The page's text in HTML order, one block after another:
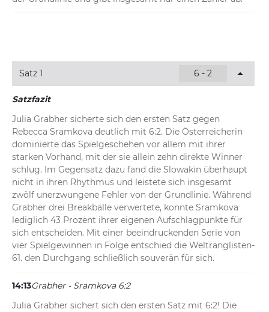
Durchgangs. Die Österreicherin verspielt zwar zunächst
eine 0:40-Führung bei gegnerischem Service, sichert sich
aber nach zwei Einständen doch noch das Spiel.
Sramkova gewinnt in diesem umkämpften Auftakt
Grabher unter anderem mit einem Vorhand-Winner
glänzt.
Satz 1 6 - 2
Satzfazit
Julia Grabher sicherte sich den ersten Satz gegen
Rebecca Sramkova deutlich mit 6:2. Die Österreicherin
dominierte das Spielgeschehen vor allem mit ihrer
starken Vorhand, mit der sie allein zehn direkte Winner
schlug. Im Gegensatz dazu fand die Slowakin überhaupt
nicht in ihren Rhythmus und leistete sich insgesamt
zwölf unerzwungene Fehler von der Grundlinie. Während
Grabher drei Breakbälle verwertete, konnte Sramkova
lediglich 43 Prozent ihrer eigenen Aufschlagpunkte für
sich entscheiden. Mit einer beeindruckenden Serie von
vier Spielgewinnen in Folge entschied die Weltranglisten-
61. den Durchgang schließlich souverän für sich.
14:13Grabher - Sramkova 6:2
Julia Grabher sichert sich den ersten Satz mit 6:2! Die